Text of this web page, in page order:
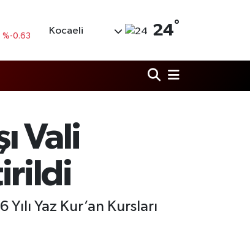
%0
0.08
%-0.63
Kocaeli 24°
Vali
Yaz Kur’an Kursları